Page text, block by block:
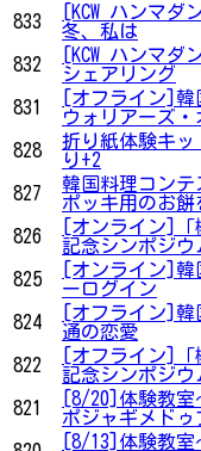
833
[KCW ハンマ
冬、私は
832
[KCW ハンマ
シェアリング
831
[オフライン]
ウォリアーズ
828
折り紙体験キッ
り+2
827
韓国料理コン
ポッキ用のお
826
[オンライン]
記念シンポジウ
825
[オンライン]
ーログイン
824
[オフライン]
通の恋愛
822
[オフライン]
記念シンポジウ
821
[8/20]体験教室
ポジャギメドゥ
[8/13]体験教室